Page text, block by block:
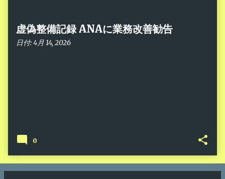
虚偽整備記録 ANAに業務改善勧告
日付:4月 14, 2026
0